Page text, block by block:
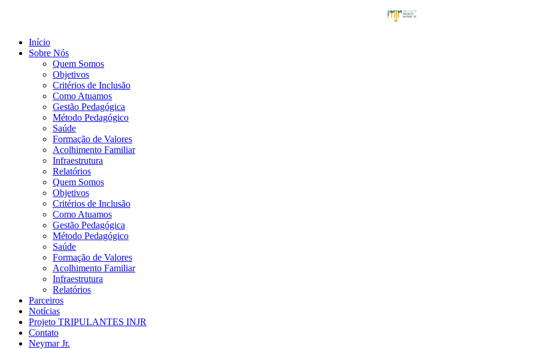
conteúdoInício
Sobre Nós
Quem Somos
Objetivos
Critérios de Inclusão
Como Atuamos
Gestão Pedagógica
Método Pedagógico
Saúde
Formação de Valores
Acolhimento Familiar
Infraestrutura
Relatórios
Quem Somos
Objetivos
Critérios de Inclusão
Como Atuamos
Gestão Pedagógica
Método Pedagógico
Saúde
Formação de Valores
Acolhimento Familiar
Infraestrutura
Relatórios
Parceiros
Notícias
Projeto TRIPULANTES INJR
Contato
Neymar Jr.